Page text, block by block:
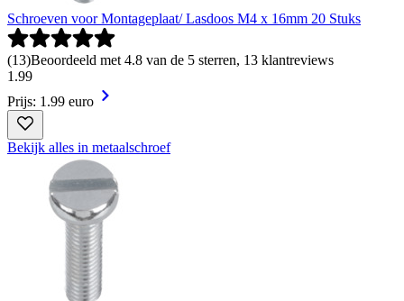
Schroeven voor Montageplaat/ Lasdoos M4 x 16mm 20 Stuks
(13)Beoordeeld met 4.8 van de 5 sterren, 13 klantreviews
1 .99
Prijs: 1.99 euro
Bekijk alles in metaalschroef